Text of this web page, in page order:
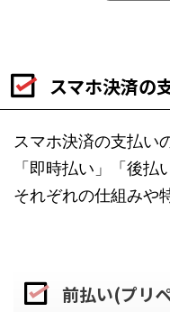
スマホ決済の
スマホ決済の支払い
「即時払い」「後払
それぞれの仕組みや
前払い(プリ